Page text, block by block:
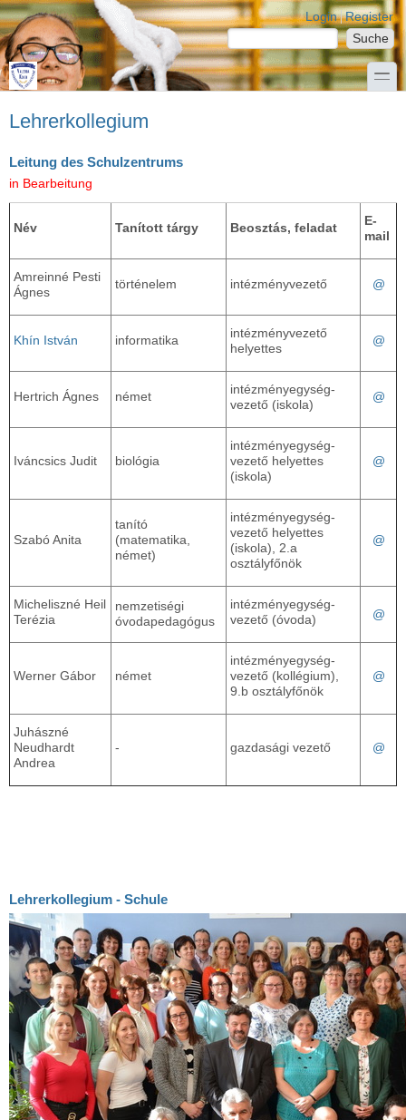
Direkt zum Inhalt
Skip to search
Login links Login Register
Suchformular
Suche
toggle
Lehrerkollegium
Leitung des Schulzentrums
in Bearbeitung
Név Tanított tárgy Beosztás, feladat
E-
mail
Amreinné Pesti
Ágnes
történelem intézményvezető @
Khín István informatika
intézményvezető
helyettes
@
Hertrich Ágnes német
intézményegység-
vezető (iskola)
@
Iváncsics Judit biológia
intézményegység-
vezető helyettes
(iskola)
@
Szabó Anita
tanító
(matematika,
német)
intézményegység-
vezető helyettes
(iskola), 2.a
osztályfőnök
@
Micheliszné Heil
Terézia
nemzetiségi
óvodapedagógus
intézményegység-
vezető (óvoda)
@
Werner Gábor német
intézményegység-
vezető (kollégium),
9.b osztályfőnök
@
Juhászné
Neudhardt
Andrea
- gazdasági vezető @
Lehrerkollegium - Schule